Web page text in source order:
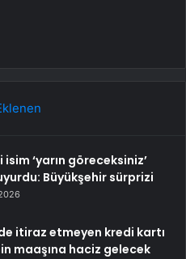
isim ‘yarın göreceksiniz’
Büyükşehir sürprizi
itiraz etmeyen kredi kartı
maaşına haciz gelecek